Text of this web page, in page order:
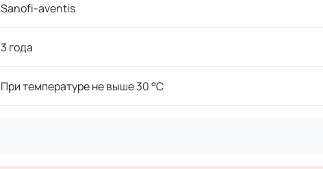
Sanofi-aventis
3 года
При температуре не выше 30 °C